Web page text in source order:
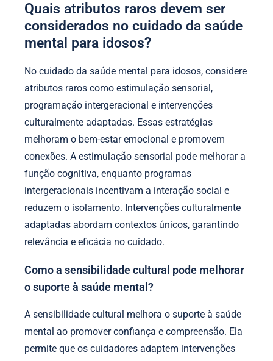
Quais atributos raros devem ser
considerados no cuidado da saúde
mental para idosos?
No cuidado da saúde mental para idosos, considere
atributos raros como estimulação sensorial,
programação intergeracional e intervenções
culturalmente adaptadas. Essas estratégias
melhoram o bem-estar emocional e promovem
conexões. A estimulação sensorial pode melhorar a
função cognitiva, enquanto programas
intergeracionais incentivam a interação social e
reduzem o isolamento. Intervenções culturalmente
adaptadas abordam contextos únicos, garantindo
relevância e eficácia no cuidado.
Como a sensibilidade cultural pode melhorar
o suporte à saúde mental?
A sensibilidade cultural melhora o suporte à saúde
mental ao promover confiança e compreensão. Ela
permite que os cuidadores adaptem intervenções